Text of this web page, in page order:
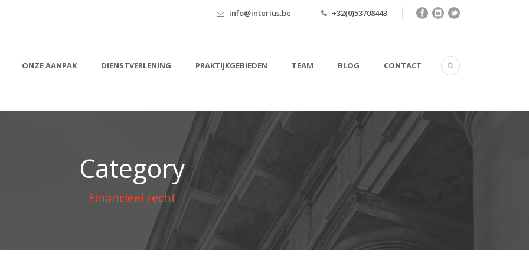
info@interius.be +32(0)53708443
ONZE AANPAK DIENSTVERLENING PRAKTIJKGEBIEDEN TEAM BLOG CONTACT
Category
Financiëel recht